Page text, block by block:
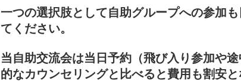
一つの選択肢として自助グループへの参加
てください。
当自助交流会は当日予約（飛び入り参加や
的なカウンセリングと比べると費用も割安